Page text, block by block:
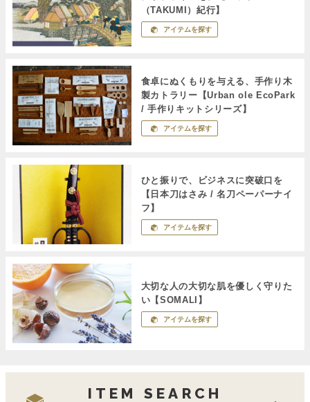
（TAKUMI）紀行】
アイテムを探す
食卓にぬくもりを与える、手作り木
製カトラリー【Urban ole EcoPark
/ 手作りキットシリーズ】
アイテムを探す
ひと振りで、ビジネスに突破口を
【日本刀はさみ / 名刀ペーパーナイ
フ】
アイテムを探す
大切な人の大切な肌を優しく守りた
い【SOMALI】
アイテムを探す
ITEM SEARCH